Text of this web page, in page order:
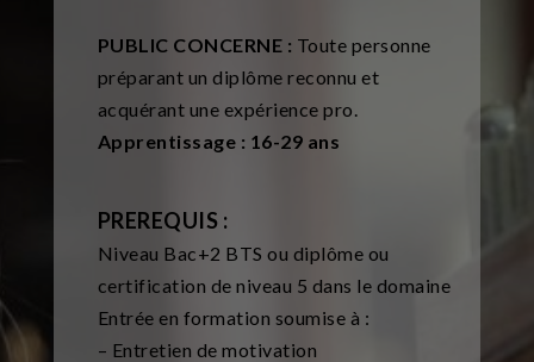
PUBLIC CONCERNE : Toute personne
préparant un diplôme reconnu et
acquérant une expérience pro.
Apprentissage : 16-29 ans
PREREQUIS :
Niveau Bac+2 BTS ou diplôme ou
certification de niveau 5 dans le domaine
Entrée en formation soumise à :
– Entretien de motivation